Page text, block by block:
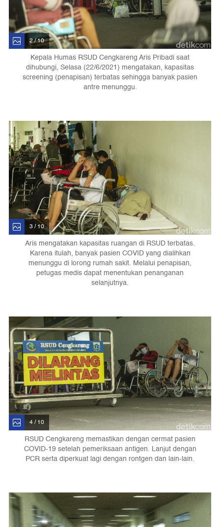
2 / 10
Kepala Humas RSUD Cengkareng Aris Pribadi saat
dihubungi, Selasa (22/6/2021) mengatakan, kapasitas
screening (penapisan) terbatas sehingga banyak pasien
antre menunggu.
3 / 10
Aris mengatakan kapasitas ruangan di RSUD terbatas.
Karena itulah, banyak pasien COVID yang dialihkan
menunggu di lorong rumah sakit. Melalui penapisan,
petugas medis dapat menentukan penanganan
selanjutnya.
4 / 10
RSUD Cengkareng memastikan dengan cermat pasien
COVID-19 setelah pemeriksaan antigen. Lanjut dengan
PCR serta diperkuat lagi dengan rontgen dan lain-lain.